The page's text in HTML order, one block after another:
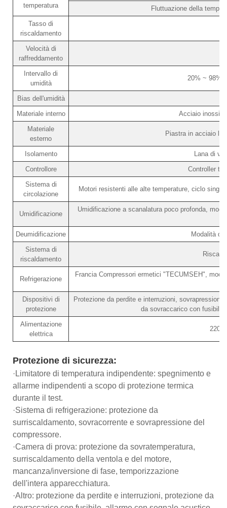
temperatura
Fluttuazione della
Tasso di
riscaldamento
Velocità di
raffreddamento
Intervallo di
umidità
20% ~ 98%
Bias dell'umidità
Materiale interno
Acciaio
Materiale
esterno
Piastra in acciaio
Isolamento
Lana di
Controllore
Controller
Sistema di
circolazione
Motori resistenti alle alte temperature, ciclo
Umidificazione
Umidificazione a scanalatura poco profonda,
Deumidificazione
Modalità di
Sistema di
riscaldamento
Refrigerazione
Francia Compressori ermetici "TECUMSEH",
Dispositivi di
protezione
Protezione da perdite e interruzioni,
da sovraccarico con
Alimentazione
elettrica
Protezione di sicurezza:
·Limitatore di temperatura indipendente: spegnimento e
allarme indipendenti a scopo di protezione termica
durante il test.
·Sistema di refrigerazione: protezione da
surriscaldamento, sovracorrente e sovrapressione del
compressore.
·Camera di prova: protezione da sovratemperatura,
surriscaldamento della ventola e del motore,
mancanza/inversione di fase, temporizzazione
dell'intera apparecchiatura.
·Altro: protezione da perdite e interruzioni, protezione da